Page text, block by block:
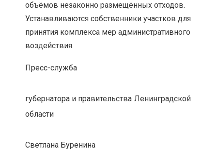
объёмов незаконно размещённых отходов.
Устанавливаются собственники участков для
принятия комплекса мер административного
воздействия.
Пресс-служба
губернатора и правительства Ленинградской
области
Светлана Буренина